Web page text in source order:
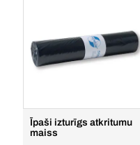
Īpaši izturīgs atkritumu
maiss